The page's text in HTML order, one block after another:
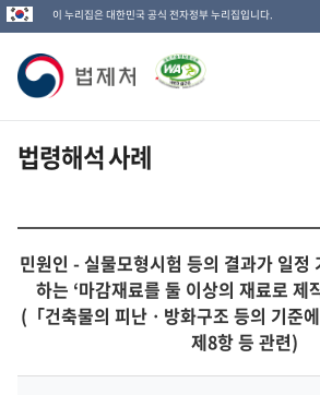
이 누리집은 대한민국 공식 전자정부 누리집입니다.
법
제
처
고
법령해석 사례
민원인 - 실물모형시험 등의 결과가 일정
하는 ‘마감재료를 둘 이상의 재료로 제
(「건축물의 피난ㆍ방화구조 등의 기준
제8항 등 관련)